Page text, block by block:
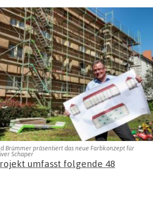
Brümmer präsentiert das neue Farbkonzept für
Schaper
umfasst folgende 48